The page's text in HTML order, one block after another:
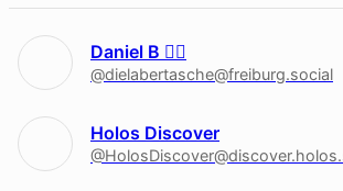
Daniel B 🏳‍🌈
@dielabertasche@freiburg.social
Holos Discover